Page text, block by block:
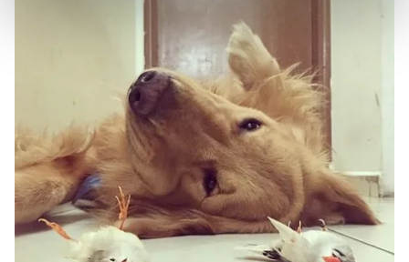
Her halükârda, kullanıcılar, bu çerezlere izin vermedikleri
takdirde, kullanıcılara hedefli reklamlar
gösterilmeyecektir."
Sizlere daha iyi bir hizmet sunabilmek için İnternet
Sitemizde kendimize ve üçüncü kişilere ait çerezler
kullanılmaktadır. Bu çerezler vasıtasıyla çeşitli kişisel
verileriniz işlenmekte olup gerekli olan çerezler bilgi
toplumu hizmetlerinin sunulması amacıyla
kullanılmaktadır. Diğer çerezler, sitemizin daha işlevsel